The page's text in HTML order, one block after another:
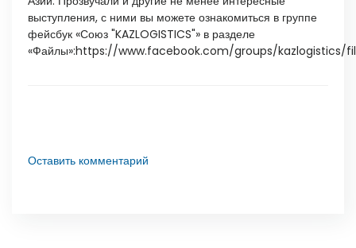
выступления, с ними вы можете ознакомиться в группе
фейсбук «Союз "KAZLOGISTICS"» в разделе
«Файлы»:https://www.facebook.com/groups/kazlogistics/
Оставить комментарий